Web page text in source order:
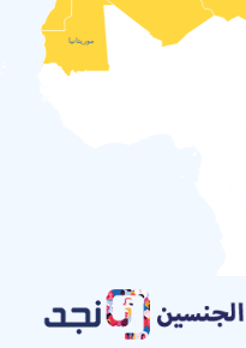
موريتانيا